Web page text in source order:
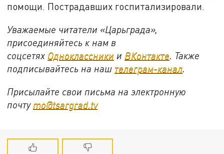
помощи. Пострадавших госпитализировали.
Уважаемые читатели «Царьграда»,
присоединяйтесь к нам в
соцсетях Одноклассники и ВКонтакте. Также
подписывайтесь на наш телеграм-канал.
Присылайте свои письма на электронную
почту mo@tsargrad.tv